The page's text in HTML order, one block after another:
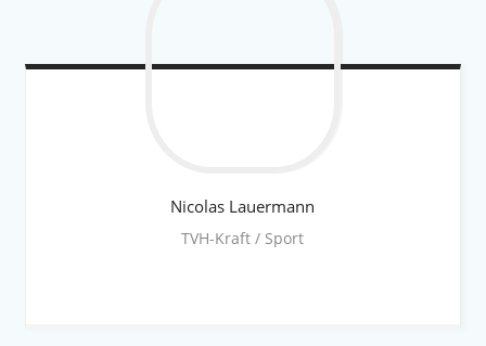
Nicolas Lauermann
TVH-Kraft / Sport